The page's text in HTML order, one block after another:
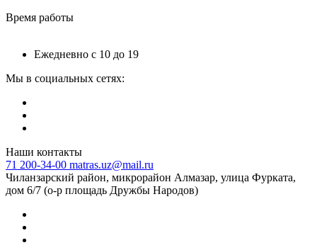
Время работы
Ежедневно с 10 до 19
Мы в социальных сетях:
Наши контакты
71 200-34-00 matras.uz@mail.ru
Чиланзарский район, микрорайон Алмазар, улица Фурката,
дом 6/7 (о-р площадь Дружбы Народов)